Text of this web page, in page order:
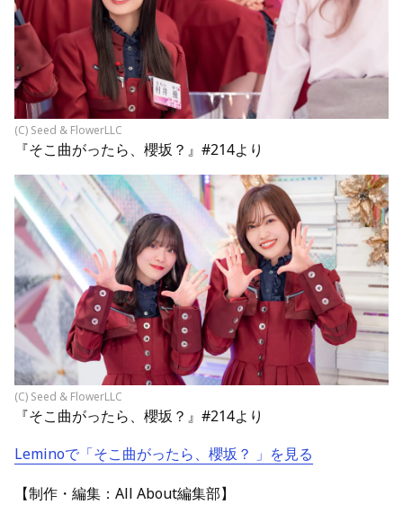
(C) Seed & FlowerLLC
『そこ曲がったら、櫻坂？』#214より
(C) Seed & FlowerLLC
『そこ曲がったら、櫻坂？』#214より
Leminoで「そこ曲がったら、櫻坂？ 」を見る
【制作・編集：All About編集部】